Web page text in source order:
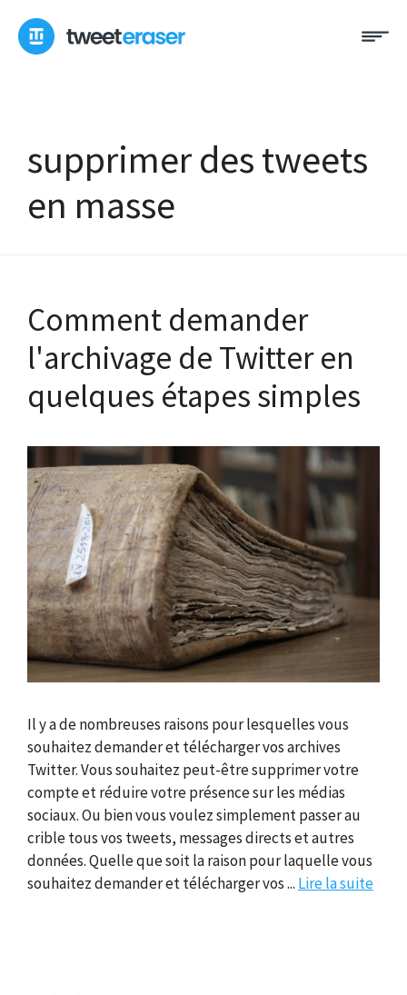
content
supprimer des tweets
en masse
Comment demander
l'archivage de Twitter en
quelques étapes simples
Il y a de nombreuses raisons pour lesquelles vous
souhaitez demander et télécharger vos archives
Twitter. Vous souhaitez peut-être supprimer votre
compte et réduire votre présence sur les médias
sociaux. Ou bien vous voulez simplement passer au
crible tous vos tweets, messages directs et autres
données. Quelle que soit la raison pour laquelle vous
souhaitez demander et télécharger vos ... Lire la suite